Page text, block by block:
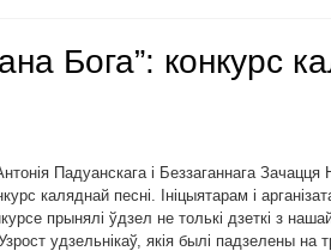
Бога”: конкурс
Падуанскага і Беззаганнага
каляднай песні. Ініцыятарам і
прынялі ўдзел не толькі дзеткі з
удзельнікаў, якія былі падзелены на